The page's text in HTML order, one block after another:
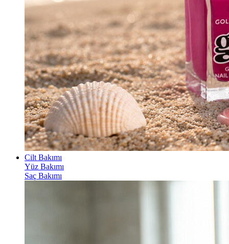
Cilt Bakımı
Yüz Bakımı
Saç Bakımı